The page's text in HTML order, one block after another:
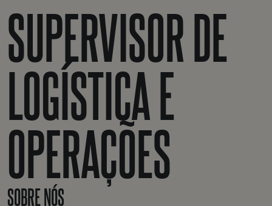
SUPERVISOR DE
LOGÍSTICA E
OPERAÇÕES
SOBRE NÓS